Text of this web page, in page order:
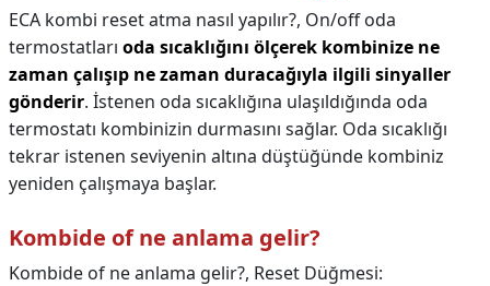
ECA kombi reset atma nasıl yapılır?, On/off oda
termostatları oda sıcaklığını ölçerek kombinize ne
zaman çalışıp ne zaman duracağıyla ilgili sinyaller
gönderir. İstenen oda sıcaklığına ulaşıldığında oda
termostatı kombinizin durmasını sağlar. Oda sıcaklığı
tekrar istenen seviyenin altına düştüğünde kombiniz
yeniden çalışmaya başlar.
Kombide of ne anlama gelir?
Kombide of ne anlama gelir?, Reset Düğmesi: